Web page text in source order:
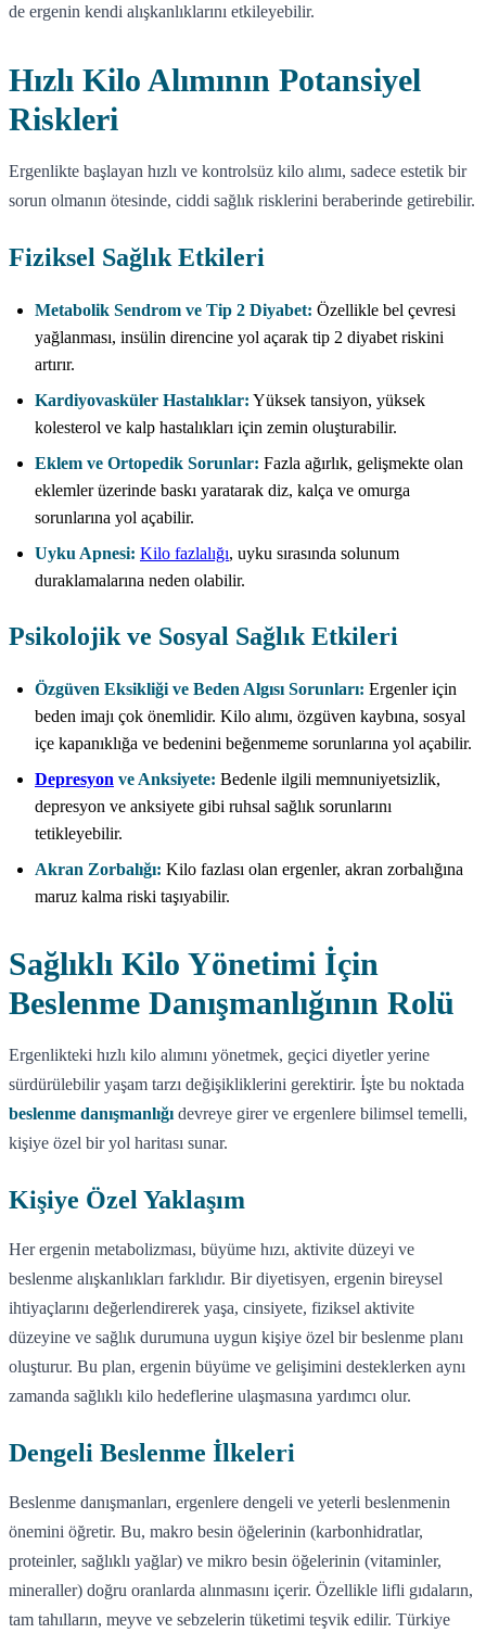
de ergenin kendi alışkanlıklarını etkileyebilir.
Hızlı Kilo Alımının Potansiyel
Riskleri
Ergenlikte başlayan hızlı ve kontrolsüz kilo alımı, sadece estetik bir
sorun olmanın ötesinde, ciddi sağlık risklerini beraberinde getirebilir.
Fiziksel Sağlık Etkileri
Metabolik Sendrom ve Tip 2 Diyabet: Özellikle bel çevresi
yağlanması, insülin direncine yol açarak tip 2 diyabet riskini
artırır.
Kardiyovasküler Hastalıklar: Yüksek tansiyon, yüksek
kolesterol ve kalp hastalıkları için zemin oluşturabilir.
Eklem ve Ortopedik Sorunlar: Fazla ağırlık, gelişmekte olan
eklemler üzerinde baskı yaratarak diz, kalça ve omurga
sorunlarına yol açabilir.
Uyku Apnesi: Kilo fazlalığı, uyku sırasında solunum
duraklamalarına neden olabilir.
Psikolojik ve Sosyal Sağlık Etkileri
Özgüven Eksikliği ve Beden Algısı Sorunları: Ergenler için
beden imajı çok önemlidir. Kilo alımı, özgüven kaybına, sosyal
içe kapanıklığa ve bedenini beğenmeme sorunlarına yol açabilir.
Depresyon ve Anksiyete: Bedenle ilgili memnuniyetsizlik,
depresyon ve anksiyete gibi ruhsal sağlık sorunlarını
tetikleyebilir.
Akran Zorbalığı: Kilo fazlası olan ergenler, akran zorbalığına
maruz kalma riski taşıyabilir.
Sağlıklı Kilo Yönetimi İçin
Beslenme Danışmanlığının Rolü
Ergenlikteki hızlı kilo alımını yönetmek, geçici diyetler yerine
sürdürülebilir yaşam tarzı değişikliklerini gerektirir. İşte bu noktada
beslenme danışmanlığı devreye girer ve ergenlere bilimsel temelli,
kişiye özel bir yol haritası sunar.
Kişiye Özel Yaklaşım
Her ergenin metabolizması, büyüme hızı, aktivite düzeyi ve
beslenme alışkanlıkları farklıdır. Bir diyetisyen, ergenin bireysel
ihtiyaçlarını değerlendirerek yaşa, cinsiyete, fiziksel aktivite
düzeyine ve sağlık durumuna uygun kişiye özel bir beslenme planı
oluşturur. Bu plan, ergenin büyüme ve gelişimini desteklerken aynı
zamanda sağlıklı kilo hedeflerine ulaşmasına yardımcı olur.
Dengeli Beslenme İlkeleri
Beslenme danışmanları, ergenlere dengeli ve yeterli beslenmenin
önemini öğretir. Bu, makro besin öğelerinin (karbonhidratlar,
proteinler, sağlıklı yağlar) ve mikro besin öğelerinin (vitaminler,
mineraller) doğru oranlarda alınmasını içerir. Özellikle lifli gıdaların,
tam tahılların, meyve ve sebzelerin tüketimi teşvik edilir. Türkiye